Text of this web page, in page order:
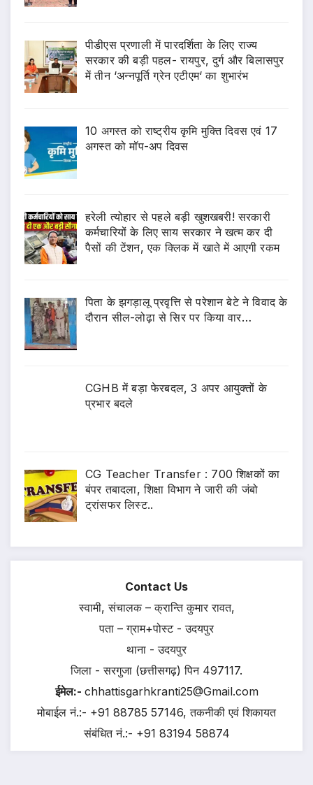
पीडीएस प्रणाली में पारदर्शिता के लिए राज्य
सरकार की बड़ी पहल- रायपुर, दुर्ग और बिलासपुर
में तीन ‘अन्नपूर्ति ग्रेन एटीएम‘ का शुभारंभ
10 अगस्त को राष्ट्रीय कृमि मुक्ति दिवस एवं 17
अगस्त को मॉप-अप दिवस
हरेली त्योहार से पहले बड़ी खुशखबरी! सरकारी
कर्मचारियों के लिए साय सरकार ने खत्म कर दी
पैसों की टेंशन, एक क्लिक में खाते में आएगी रकम
पिता के झगड़ालू प्रवृत्ति से परेशान बेटे ने विवाद के
दौरान सील-लोढ़ा से सिर पर किया वार…
CGHB में बड़ा फेरबदल, 3 अपर आयुक्तों के
प्रभार बदले
CG Teacher Transfer : 700 शिक्षकों का
बंपर तबादला, शिक्षा विभाग ने जारी की जंबो
ट्रांसफर लिस्ट..
Contact Us
स्वामी, संचालक – क्रान्ति कुमार रावत,
पता – ग्राम+पोस्ट - उदयपुर
थाना - उदयपुर
जिला - सरगुजा (छत्तीसगढ़) पिन 497117.
ईमेल:- chhattisgarhkranti25@Gmail.com
मोबाईल नं.:- +91 88785 57146, तकनीकी एवं शिकायत
संबंधित नं.:- +91 83194 58874